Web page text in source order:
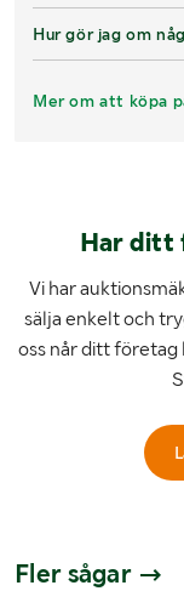
Hur gör jag om
Mer om att köpa
Har ditt
Vi har
sälja enkelt och
oss når ditt
Fler sågar